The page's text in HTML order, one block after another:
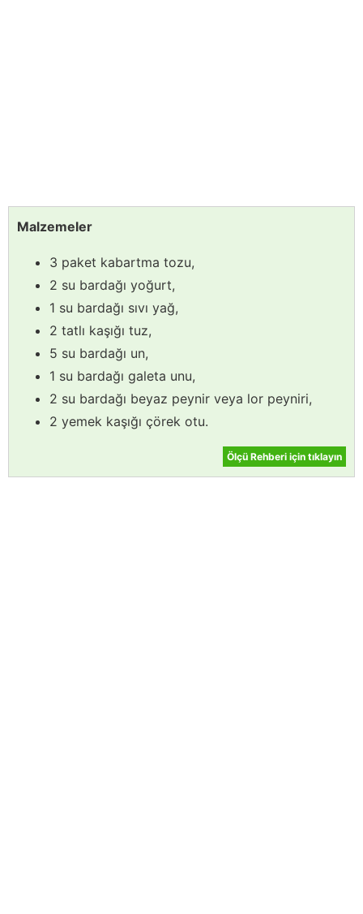
Malzemeler
3 paket kabartma tozu,
2 su bardağı yoğurt,
1 su bardağı sıvı yağ,
2 tatlı kaşığı tuz,
5 su bardağı un,
1 su bardağı galeta unu,
2 su bardağı beyaz peynir veya lor peyniri,
2 yemek kaşığı çörek otu.
Ölçü Rehberi için tıklayın